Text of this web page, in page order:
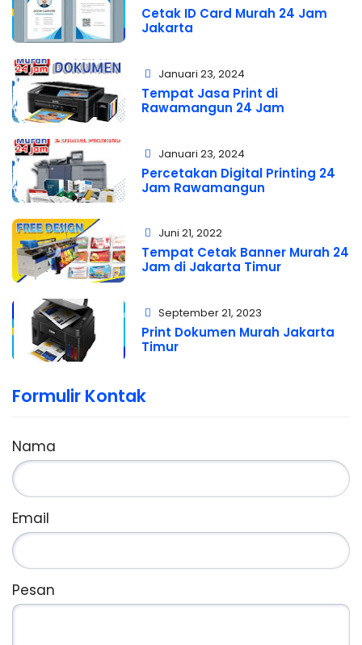
Cetak ID Card Murah 24 Jam
Jakarta
Januari 23, 2024
Tempat Jasa Print di
Rawamangun 24 Jam
Januari 23, 2024
Percetakan Digital Printing 24
Jam Rawamangun
Juni 21, 2022
Tempat Cetak Banner Murah 24
Jam di Jakarta Timur
September 21, 2023
Print Dokumen Murah Jakarta
Timur
Formulir Kontak
Nama
Email
Pesan